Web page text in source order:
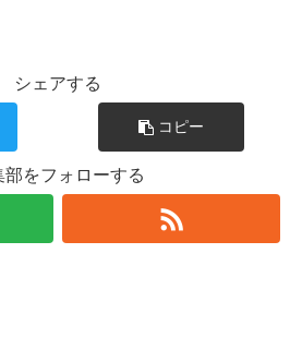
シェアする
コピー
部をフォローする